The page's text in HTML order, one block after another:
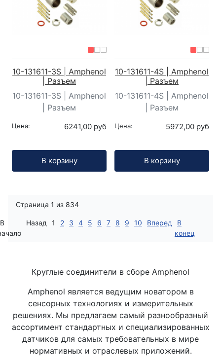
10-131611-3S | Amphenol
| Разъем
10-131611-3S | Amphenol
| Разъем
Цена: 6241,00 руб
В корзину
10-131611-4S | Amphenol
| Разъем
10-131611-4S | Amphenol
| Разъем
Цена: 5972,00 руб
В корзину
Страница 1 из 834
В
Назад 1 2 3 4 5 6 7 8 9 10 Вперед
В
конец
Круглые соединители в сборе Amphenol
Amphenol является ведущим новатором в
сенсорных технологиях и измерительных
решениях. Мы предлагаем самый разнообразный
ассортимент стандартных и специализированных
датчиков для самых требовательных в мире
нормативных и отраслевых приложений.